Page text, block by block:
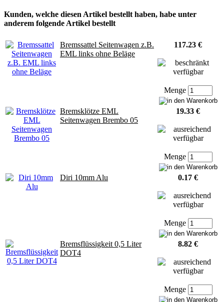
Kunden, welche diesen Artikel bestellt haben, habe unter
anderem folgende Artikel bestellt
Bremssattel Seitenwagen z.B.
EML links ohne Beläge
117.23 €
Menge
Bremsklötze EML
Seitenwagen Brembo 05
19.33 €
Menge
Diri 10mm Alu 0.17 €
Menge
Bremsflüssigkeit 0,5 Liter
DOT4
8.82 €
Menge